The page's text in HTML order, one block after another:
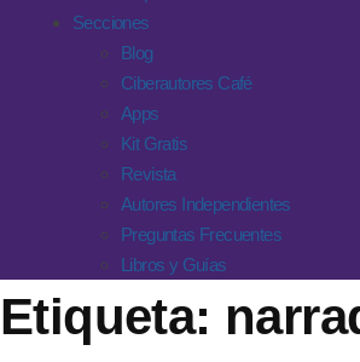
Secciones
Blog
Ciberautores Café
Apps
Kit Gratis
Revista
Autores Independientes
Preguntas Frecuentes
Libros y Guías
Etiqueta: